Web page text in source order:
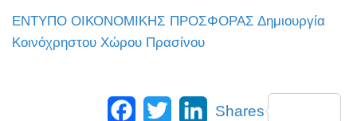
ΕΝΤΥΠΟ ΟΙΚΟΝΟΜΙΚΗΣ ΠΡΟΣΦΟΡΑΣ Δημιουργία
Κοινόχρηστου Χώρου Πρασίνου
Facebook
Twitter LinkedIn
Shares